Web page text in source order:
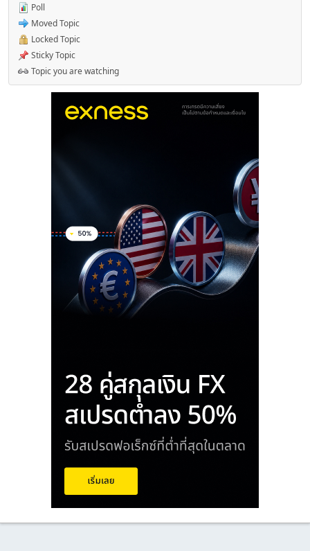
Poll
Moved Topic
Locked Topic
Sticky Topic
Topic you are watching